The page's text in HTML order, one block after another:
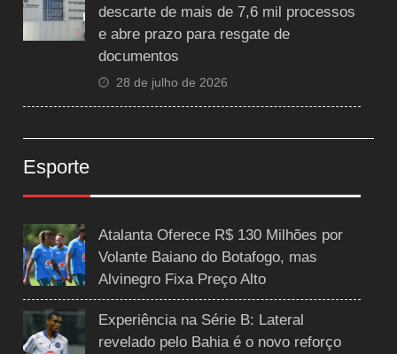
descarte de mais de 7,6 mil processos
e abre prazo para resgate de
documentos
28 de julho de 2026
Esporte
Atalanta Oferece R$ 130 Milhões por
Volante Baiano do Botafogo, mas
Alvinegro Fixa Preço Alto
Experiência na Série B: Lateral
revelado pelo Bahia é o novo reforço